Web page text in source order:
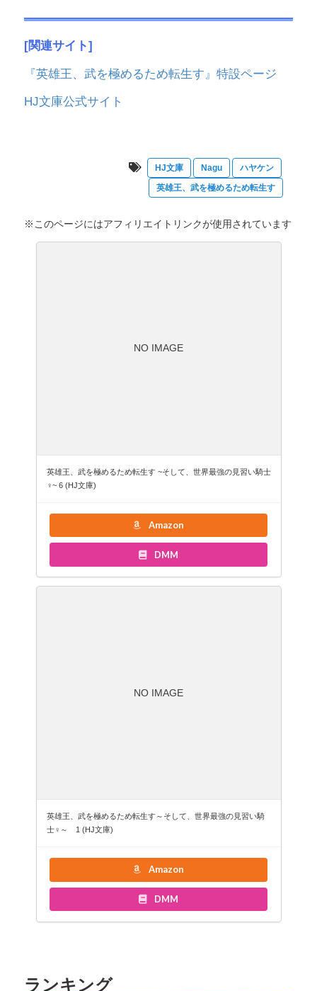
[関連サイト]
『英雄王、武を極めるため転生す』特設ページ
HJ文庫公式サイト
HJ文庫 Nagu
ハヤケン
英雄王、武を極めるため転生す
※このページにはアフィリエイトリンクが使用されています
NO IMAGE
英雄王、武を極めるため転生す ~そして、世界最強の見習い騎士
♀~ 6 (HJ文庫)
Amazon
DMM
NO IMAGE
英雄王、武を極めるため転生す～そして、世界最強の見習い騎
士♀～ 1 (HJ文庫)
Amazon
DMM
ランキング